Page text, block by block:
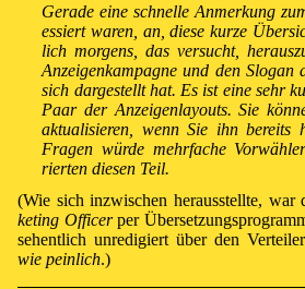
Ge­ra­de ei­ne schnel­le An­mer­kung
es­siert wa­ren, an, die­se kurze
lich mor­gens, das ver­sucht,
An­zei­gen­kam­pag­ne und den Slo­gan
sich dar­ge­stel­lt hat. Es ist ei­ne sehr
Paar der An­zei­gen­lay­outs. Sie
ak­tu­a­li­sie­ren, wenn Sie ihn be­reits
Fra­gen wür­de mehr­fa­che
rier­ten die­sen Teil.
(Wie sich in­zwi­schen he­raus­stell­te, war
ket­ing Of­fi­cerper
se­hent­lich un­re­di­giert über den
wie pein­lich.)